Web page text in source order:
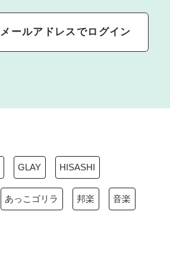
メールアドレスでログイン
GLAY HISASHI
あっこゴリラ 邦楽 音楽